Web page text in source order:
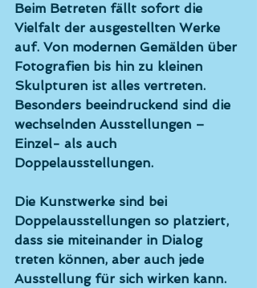
Beim Betreten fällt sofort die
Vielfalt der ausgestellten Werke
auf. Von modernen Gemälden über
Fotografien bis hin zu kleinen
Skulpturen ist alles vertreten.
Besonders beeindruckend sind die
wechselnden Ausstellungen –
Einzel- als auch
Doppelausstellungen.
Die Kunstwerke sind bei
Doppelausstellungen so platziert,
dass sie miteinander in Dialog
treten können, aber auch jede
Ausstellung für sich wirken kann.